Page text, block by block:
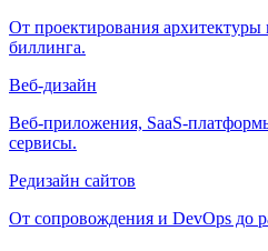
От проектирования
биллинга.
Веб-дизайн
Веб-приложения, SaaS-
сервисы.
Редизайн сайтов
От сопровождения и DevOps до